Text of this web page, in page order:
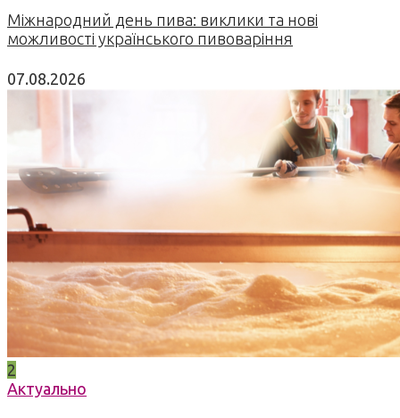
Міжнародний день пива: виклики та нові
можливості українського пивоваріння
07.08.2026
2
Актуально